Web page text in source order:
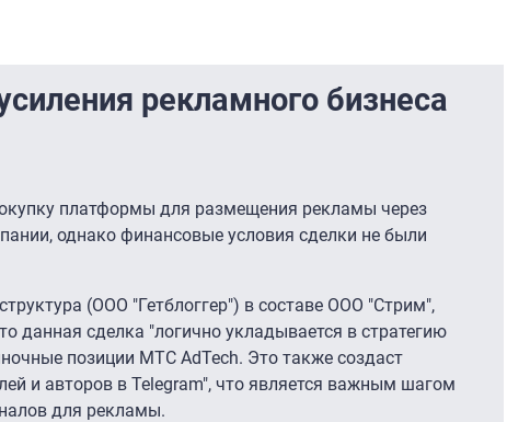
рекламного бизнеса
платформы для размещения рекламы через
однако финансовые условия сделки не были
(ООО "Гетблоггер") в составе ООО "Стрим",
данная сделка "логично укладывается в стратегию
позиции МТС AdTech. Это также создаст
и авторов в Telegram", что является важным шагом
для рекламы.